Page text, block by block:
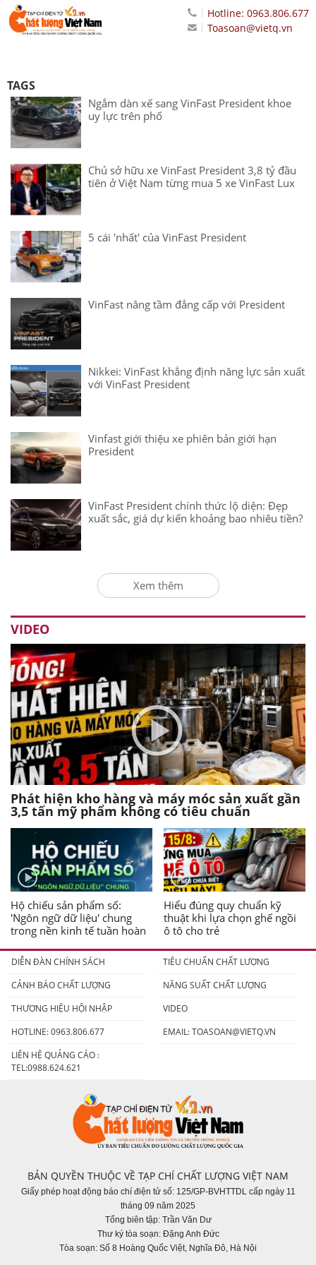
Hotline: 0963.806.677
Toasoan@vietq.vn
TAGS
Ngắm dàn xế sang VinFast President khoe
uy lực trên phố
Chủ sở hữu xe VinFast President 3,8 tỷ đầu
tiên ở Việt Nam từng mua 5 xe VinFast Lux
5 cái 'nhất' của VinFast President
VinFast nâng tầm đẳng cấp với President
Nikkei: VinFast khẳng định năng lực sản xuất
với VinFast President
Vinfast giới thiệu xe phiên bản giới hạn
President
VinFast President chính thức lộ diện: Đẹp
xuất sắc, giá dự kiến khoảng bao nhiêu tiền?
Xem thêm
VIDEO
Phát hiện kho hàng và máy móc sản xuất gần
3,5 tấn mỹ phẩm không có tiêu chuẩn
Hộ chiếu sản phẩm số:
'Ngôn ngữ dữ liệu' chung
trong nền kinh tế tuần hoàn
Hiểu đúng quy chuẩn kỹ
thuật khi lựa chọn ghế ngồi
ô tô cho trẻ
DIỄN ĐÀN CHÍNH SÁCH
TIÊU CHUẨN CHẤT LƯỢNG
CẢNH BÁO CHẤT LƯỢNG
NĂNG SUẤT CHẤT LƯỢNG
THƯƠNG HIỆU HỘI NHẬP
VIDEO
HOTLINE: 0963.806.677
EMAIL:TOASOAN@VIETQ.VN
LIÊN HỆ QUẢNG CÁO :
TEL:0988.624.621
BẢN QUYỀN THUỘC VỀ TẠP CHÍ CHẤT LƯỢNG VIỆT NAM
Giấy phép hoạt động báo chí điện tử số: 125/GP-BVHTTDL cấp ngày 11
tháng 09 năm 2025
Tổng biên tập: Trần Văn Dư
Thư ký tòa soạn: Đặng Anh Đức
Tòa soạn: Số 8 Hoàng Quốc Việt, Nghĩa Đô, Hà Nội